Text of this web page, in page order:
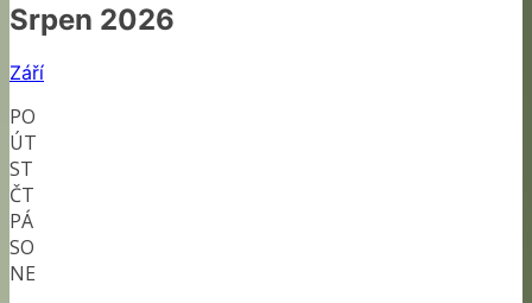
Srpen 2026
Září
PO
ÚT
ST
ČT
PÁ
SO
NE